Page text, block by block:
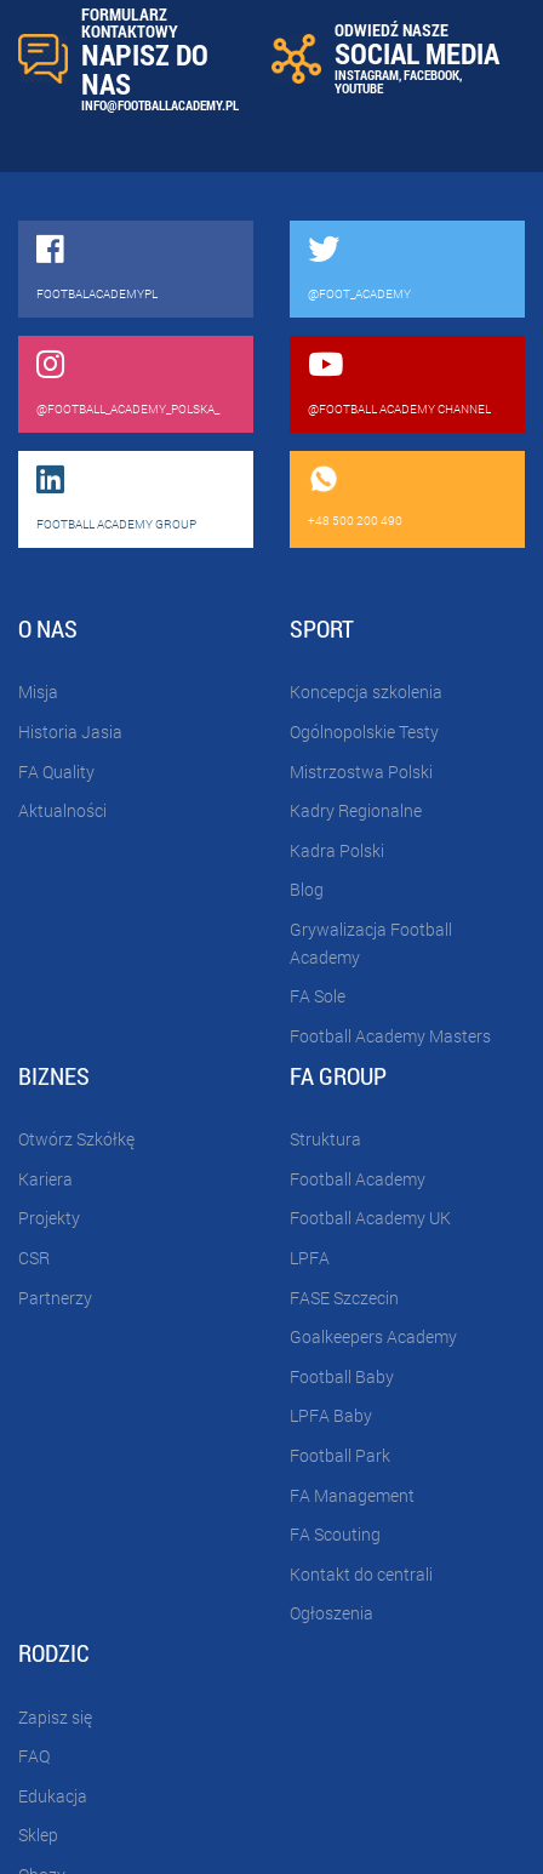
FORMULARZ
KONTAKTOWY
NAPISZ DO
NAS
INFO@FOOTBALLACADEMY.PL
ODWIEDŹ NASZE
SOCIAL MEDIA
INSTAGRAM,FACEBOOK,
YOUTUBE
FOOTBALACADEMYPL @FOOT_ACADEMY
@FOOTBALL_ACADEMY_POLSKA_ @FOOTBALL ACADEMY CHANNEL
FOOTBALL ACADEMY GROUP +48 500 200 490
O NAS
Misja
Historia Jasia
FA Quality
Aktualności
SPORT
Koncepcja szkolenia
Ogólnopolskie Testy
Mistrzostwa Polski
Kadry Regionalne
Kadra Polski
Blog
Grywalizacja Football
Academy
FA Sole
Football Academy Masters
BIZNES
Otwórz Szkółkę
Kariera
Projekty
CSR
Partnerzy
FA GROUP
Struktura
Football Academy
Football Academy UK
LPFA
FASE Szczecin
Goalkeepers Academy
Football Baby
LPFA Baby
Football Park
FA Management
FA Scouting
Kontakt do centrali
Ogłoszenia
RODZIC
Zapisz się
FAQ
Edukacja
Sklep